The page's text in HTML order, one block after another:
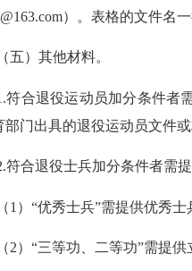
）。表格的文件名
（五）其他材料。
符合退役运动员加分条件者
部门出具的退役运动员文件或
符合退役士兵加分条件者需
（1）“优秀士兵”需提供优秀
（2）“三等功、二等功”需提